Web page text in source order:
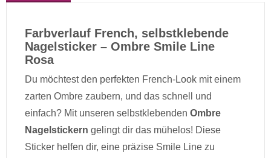
Farbverlauf French, selbstklebende
Nagelsticker – Ombre Smile Line
Rosa
Du möchtest den perfekten French-Look mit einem
zarten Ombre zaubern, und das schnell und
einfach? Mit unseren selbstklebenden Ombre
Nagelstickern gelingt dir das mühelos! Diese
Sticker helfen dir, eine präzise Smile Line zu